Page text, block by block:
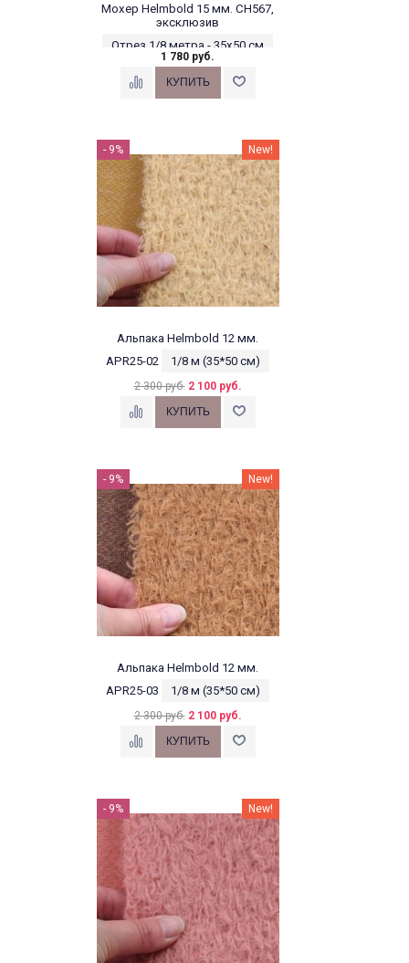
Мохер Helmbold 15 мм. CH567,
эксклюзив
Отрез 1/8 метра - 35х50 см
1 780 руб.
- 9% New!
Альпака Helmbold 12 мм.
APR25-02
1/8 м (35*50 см)
2 300 руб. 2 100 руб.
- 9% New!
Альпака Helmbold 12 мм.
APR25-03
1/8 м (35*50 см)
2 300 руб. 2 100 руб.
- 9% New!